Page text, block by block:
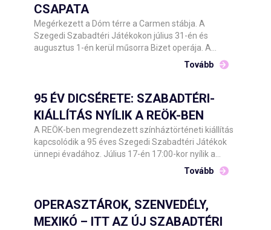
CSAPATA
Megérkezett a Dóm térre a Carmen stábja. A
Szegedi Szabadtéri Játékokon július 31-én és
augusztus 1-én kerül műsorra Bizet operája. A
Csokonai Nemzeti Színház Debrecen előadásának
közreműködőit Barnák László főigazgató hétfő este
Tovább
95 ÉV DICSÉRETE: SZABADTÉRI-
KIÁLLÍTÁS NYÍLIK A REÖK-BEN
A REÖK-ben megrendezett színháztörténeti kiállítás
kapcsolódik a 95 éves Szegedi Szabadtéri Játékok
ünnepi évadához. Július 17-én 17:00-kor nyílik a
kétszintes tárlat, amelyet Barnák László főigazgató
és Tóth Károly képviselő, Szeged Megyei Jogú Város
és Ifjúsági Bizottságának alelnöke ad át a
nyilvánosságnak.
Tovább
OPERASZTÁROK, SZENVEDÉLY,
MEXIKÓ – ITT AZ ÚJ SZABADTÉRI